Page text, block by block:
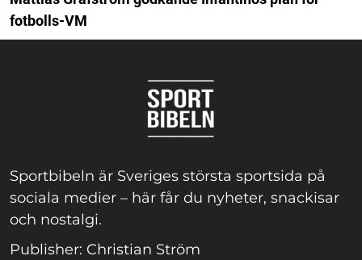
fotbolls-VM
Sportbibeln är Sveriges största sportsida på
sociala medier – här får du nyheter, snackisar
och nostalgi.
Publisher: Christian Ström